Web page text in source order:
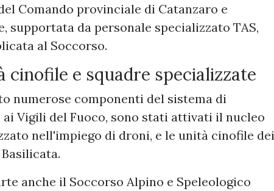
Comando provinciale di Catanzaro e
supportata da personale specializzato TAS,
al Soccorso.
cinofile e squadre specializzate
numerose componenti del sistema di
ai Vigili del Fuoco, sono stati attivati il nucleo
nell'impiego di droni, e le unità cinofile dei
anche il Soccorso Alpino e Speleologico